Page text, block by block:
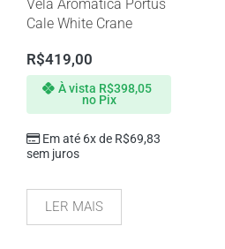
Vela Aromática Portus
Cale White Crane
R$419,00
Em até 6x de R$69,83
sem juros
À vista R$398,05
no Pix
LER MAIS